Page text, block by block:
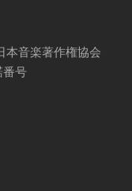
本音楽著作権協会
番号